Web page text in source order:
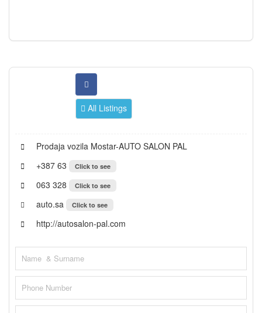
All Listings
Prodaja vozila Mostar-AUTO SALON PAL
+387 63
Click to see
063 328 Click to see
auto.sa Click to see
http://autosalon-pal.com